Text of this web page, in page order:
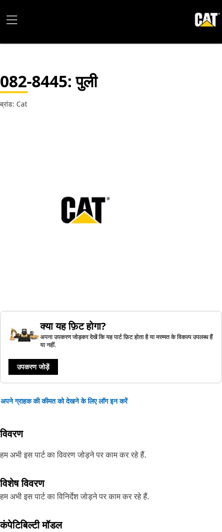
082-8445: पुली
ब्रांड: Cat
क्या यह फ़िट होगा?
अपना उपकरण जोड़कर देखें कि यह पार्ट फ़िट होता है या मरम्मत के विकल्प उपलब्ध हैं
या नहीं.
उपकरण जोड़ें
अपने ग्राहक की कीमत को देखने के लिए लॉग इन करें
विवरण
हम अभी इस पार्ट का विवरण जोड़ने पर काम कर रहे हैं.
विशेष विवरण
हम अभी इस पार्ट का विनिर्देश जोड़ने पर काम कर रहे हैं.
कंपेटिबिल्टी मॉडल